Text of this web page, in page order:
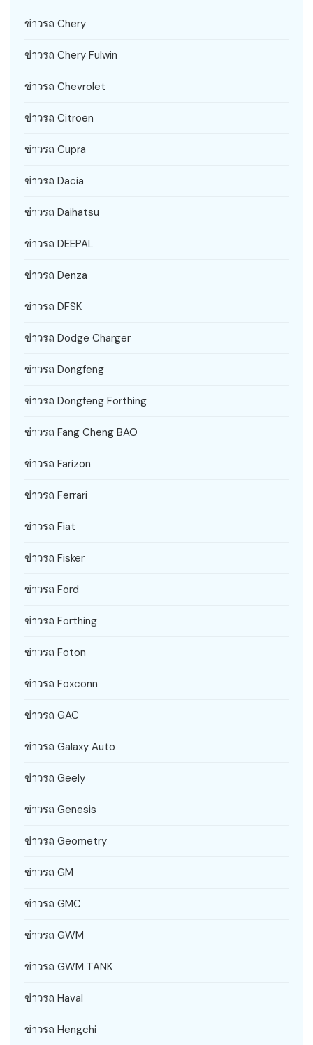
ข่าวรถ Chery
ข่าวรถ Chery Fulwin
ข่าวรถ Chevrolet
ข่าวรถ Citroën
ข่าวรถ Cupra
ข่าวรถ Dacia
ข่าวรถ Daihatsu
ข่าวรถ DEEPAL
ข่าวรถ Denza
ข่าวรถ DFSK
ข่าวรถ Dodge Charger
ข่าวรถ Dongfeng
ข่าวรถ Dongfeng Forthing
ข่าวรถ Fang Cheng BAO
ข่าวรถ Farizon
ข่าวรถ Ferrari
ข่าวรถ Fiat
ข่าวรถ Fisker
ข่าวรถ Ford
ข่าวรถ Forthing
ข่าวรถ Foton
ข่าวรถ Foxconn
ข่าวรถ GAC
ข่าวรถ Galaxy Auto
ข่าวรถ Geely
ข่าวรถ Genesis
ข่าวรถ Geometry
ข่าวรถ GM
ข่าวรถ GMC
ข่าวรถ GWM
ข่าวรถ GWM TANK
ข่าวรถ Haval
ข่าวรถ Hengchi